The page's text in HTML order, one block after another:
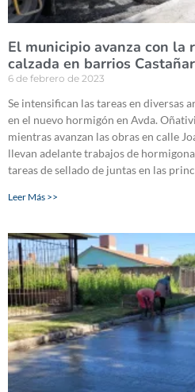
El municipio avanza con la
calzada en barrios
6 de febrero de 2023
Se intensifican las tareas en diversas
en el nuevo hormigón en Avda.
mientras avanzan las obras en calle
llevan adelante trabajos de
tareas de sellado de juntas en las
Leer Más >>